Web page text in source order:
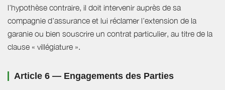
l’hypothèse contraire, il doit intervenir auprès de sa
compagnie d’assurance et lui réclamer l’extension de la
garanie ou bien souscrire un contrat particulier, au titre de la
clause « villégiature ».
Article 6 — Engagements des Parties